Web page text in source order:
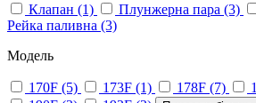
Клапан (1) Плунжерна пара (3)
Рейка паливна (3)
Модель
170F (5) 173F (1) 178F (7)